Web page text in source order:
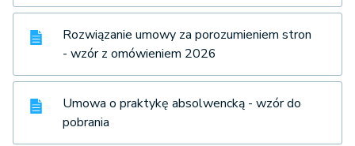
Rozwiązanie umowy za porozumieniem stron
- wzór z omówieniem 2026
Umowa o praktykę absolwencką - wzór do
pobrania